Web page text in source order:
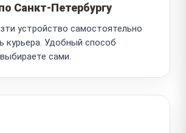
Санкт-Петербургу
устройство самостоятельно
курьера. Удобный способ
сами.